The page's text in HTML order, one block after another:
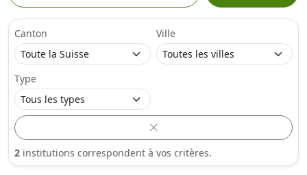
Canton Ville
Type
2 institutions correspondent à vos critères.